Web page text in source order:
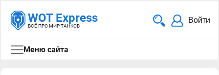
WOT Express
ВСЁ ПРО МИР ТАНКОВ
Войти
Меню сайта